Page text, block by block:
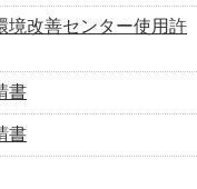
境改善センター使用許
書
書